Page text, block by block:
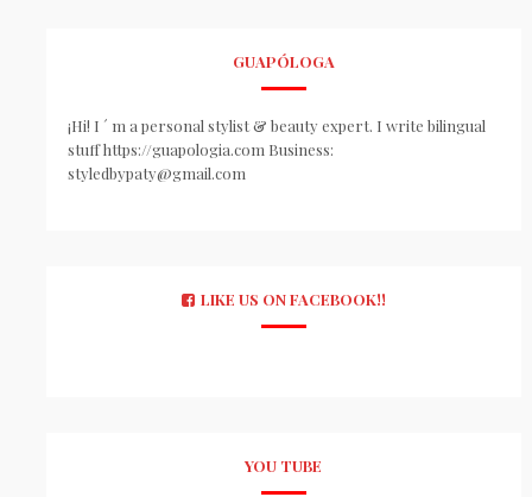
GUAPÓLOGA
¡Hi! I ´ m a personal stylist & beauty expert. I write bilingual
stuff https://guapologia.com Business:
styledbypaty@gmail.com
LIKE US ON FACEBOOK!!
YOU TUBE